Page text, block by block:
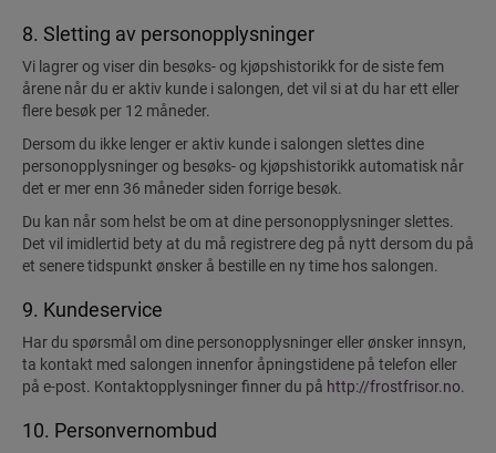
8. Sletting av personopplysninger
Vi lagrer og viser din besøks- og kjøpshistorikk for de siste fem
årene når du er aktiv kunde i salongen, det vil si at du har ett eller
flere besøk per 12 måneder.
Dersom du ikke lenger er aktiv kunde i salongen slettes dine
personopplysninger og besøks- og kjøpshistorikk automatisk når
det er mer enn 36 måneder siden forrige besøk.
Du kan når som helst be om at dine personopplysninger slettes.
Det vil imidlertid bety at du må registrere deg på nytt dersom du på
et senere tidspunkt ønsker å bestille en ny time hos salongen.
9. Kundeservice
Har du spørsmål om dine personopplysninger eller ønsker innsyn,
ta kontakt med salongen innenfor åpningstidene på telefon eller
på e-post. Kontaktopplysninger finner du på http://frostfrisor.no.
10. Personvernombud